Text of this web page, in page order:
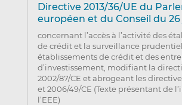
Directive 2013/36/UE du
européen et du Conseil du 26
concernant l’accès à l’activité des
de crédit et la surveillance
établissements de crédit et des
d’investissement, modifiant la
2002/87/CE et abrogeant les
et 2006/49/CE (Texte présentant de
l’EEE)